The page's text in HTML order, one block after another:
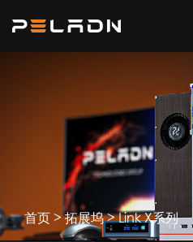
首页 >拓展坞>Link X系列